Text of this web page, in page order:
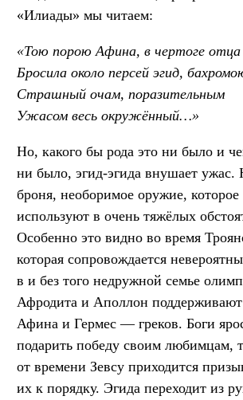
«Илиады» мы читаем:
«Тою порою Афина, в чертоге
Бросила около персей эгид,
Страшный очам, поразительным
Ужасом весь окружённый…»
Но, какого бы рода это ни было и
ни было, эгид-эгида внушает
броня, необоримое оружие, которое
используют в очень тяжёлых
Особенно это видно во время
которая сопровождается
в и без того недружной семье
Афродита и Аполлон поддерживают
Афина и Гермес — греков. Боги
подарить победу своим любимцам,
от времени Зевсу приходится
их к порядку. Эгида переходит из